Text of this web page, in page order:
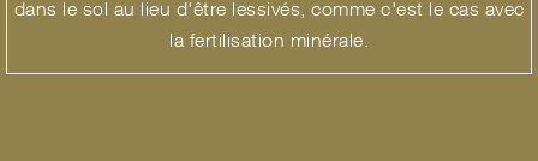
dans le sol au lieu d'être lessivés, comme c'est le cas avec
la fertilisation minérale.